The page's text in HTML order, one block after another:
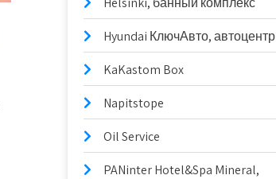
Hyundai КлючАвто, автоцентр
KaKastom Box
Napitstope
Oil Service
PANinter Hotel&Spa Mineral,